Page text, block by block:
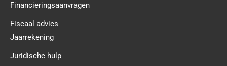
Financieringsaanvragen
Fiscaal advies
Jaarrekening
Juridische hulp